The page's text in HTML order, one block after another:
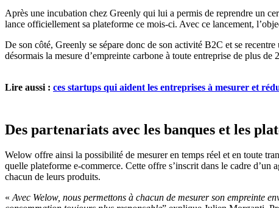
Après une incubation chez Greenly qui lui a permis de reprendre un
lance officiellement sa plateforme ce mois-ci. Avec ce lancement,
De son côté, Greenly se sépare donc de son activité B2C et se
désormais la mesure d’empreinte carbone à toute entreprise de plus de
Lire aussi : ces startups qui aident les entreprises à mesurer et
Des partenariats avec les banques et les
Welow offre ainsi la possibilité de mesurer en temps réel et en toute
quelle plateforme e-commerce. Cette offre s’inscrit dans le cadre
chacun de leurs produits.
«Avec Welow, nous permettons à chacun de mesurer son empreinte